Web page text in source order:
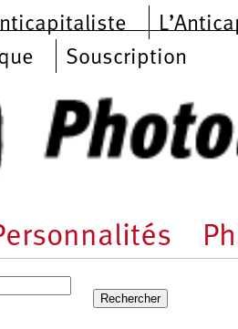
Souscription